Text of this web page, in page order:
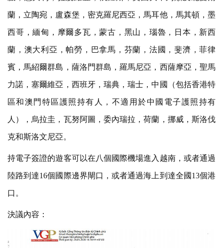
蘭，立陶宛，盧森堡，密克羅尼西亞，馬耳他，馬其頓，墨
西哥，緬甸，摩爾多瓦，蒙古，黑山，瑙魯，日本，新西
蘭，澳大利亞，帕勞，巴拿馬，芬蘭，法國，斐濟，菲律
賓，馬紹爾群島，薩洛門群島，羅馬尼亞，西薩摩亞，聖馬
力諾，塞爾維亞，西班牙，瑞典，瑞士，中國（包括香港特
區和澳門特區護照持有人，不適用於中國電子護照持有
人），烏拉圭，瓦努阿圖，委內瑞拉，荷蘭，挪威，斯洛伐
克和斯洛文尼亞。
持電子簽證的遊客可以在八個國際機場進入越南，或者通過
陸路到達16個國際邊界閘口，或者通過海上到達全國13個港
口。
決議內容：